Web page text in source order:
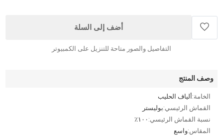
أضف إلى السلة
التفاصيل والصور متاحة للتنزيل على الكمبيوتر
وصف المنتج
الخامة:ألياف الحليب
القماش الرئيسي:بوليستر
نسبة القماش الرئيسي:١٠٠٪
المقاس:واسع